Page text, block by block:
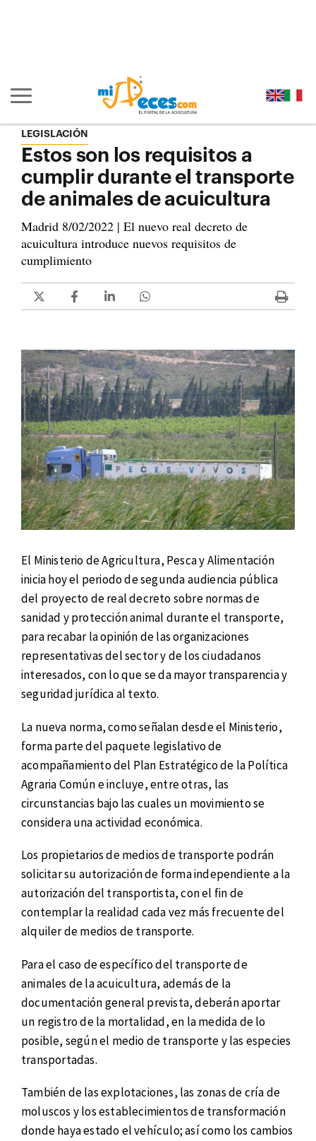
Mostrar/ocultar navegación principal
LEGISLACIÓN
Estos son los requisitos a
cumplir durante el transporte
de animales de acuicultura
Madrid 8/02/2022 | El nuevo real decreto de
acuicultura introduce nuevos requisitos de
cumplimiento
El Ministerio de Agricultura, Pesca y Alimentación
inicia hoy el periodo de segunda audiencia pública
del proyecto de real decreto sobre normas de
sanidad y protección animal durante el transporte,
para recabar la opinión de las organizaciones
representativas del sector y de los ciudadanos
interesados, con lo que se da mayor transparencia y
seguridad jurídica al texto.
La nueva norma, como señalan desde el Ministerio,
forma parte del paquete legislativo de
acompañamiento del Plan Estratégico de la Política
Agraria Común e incluye, entre otras, las
circunstancias bajo las cuales un movimiento se
considera una actividad económica.
Los propietarios de medios de transporte podrán
solicitar su autorización de forma independiente a la
autorización del transportista, con el fin de
contemplar la realidad cada vez más frecuente del
alquiler de medios de transporte.
Para el caso de específico del transporte de
animales de la acuicultura, además de la
documentación general prevista, deberán aportar
un registro de la mortalidad, en la medida de lo
posible, según el medio de transporte y las especies
transportadas.
También de las explotaciones, las zonas de cría de
moluscos y los establecimientos de transformación
donde haya estado el vehículo; así como los cambios